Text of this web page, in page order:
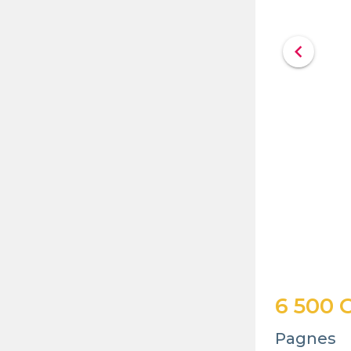
chevron_left
6 500
Pagnes